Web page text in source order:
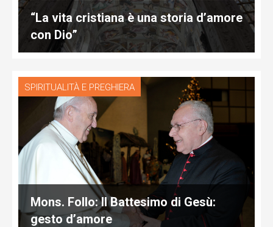
“La vita cristiana è una storia d’amore
con Dio”
SPIRITUALITÀ E PREGHIERA
Mons. Follo: Il Battesimo di Gesù:
gesto d’amore